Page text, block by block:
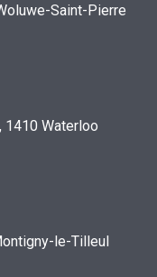
Saint-Pierre
1410 Waterloo
le-Tilleul